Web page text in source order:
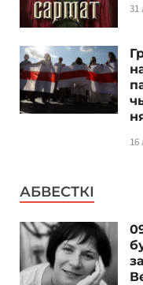
31
16
АБВЕСТКІ